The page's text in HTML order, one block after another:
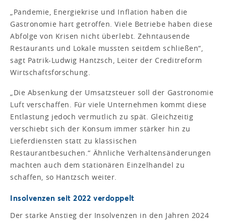
„Pandemie, Energiekrise und Inflation haben die
Gastronomie hart getroffen. Viele Betriebe haben diese
Abfolge von Krisen nicht überlebt. Zehntausende
Restaurants und Lokale mussten seitdem schließen“,
sagt Patrik-Ludwig Hantzsch, Leiter der Creditreform
Wirtschaftsforschung.
„Die Absenkung der Umsatzsteuer soll der Gastronomie
Luft verschaffen. Für viele Unternehmen kommt diese
Entlastung jedoch vermutlich zu spät. Gleichzeitig
verschiebt sich der Konsum immer stärker hin zu
Lieferdiensten statt zu klassischen
Restaurantbesuchen.“ Ähnliche Verhaltensänderungen
machten auch dem stationären Einzelhandel zu
schaffen, so Hantzsch weiter.
Insolvenzen seit 2022 verdoppelt
Der starke Anstieg der Insolvenzen in den Jahren 2024